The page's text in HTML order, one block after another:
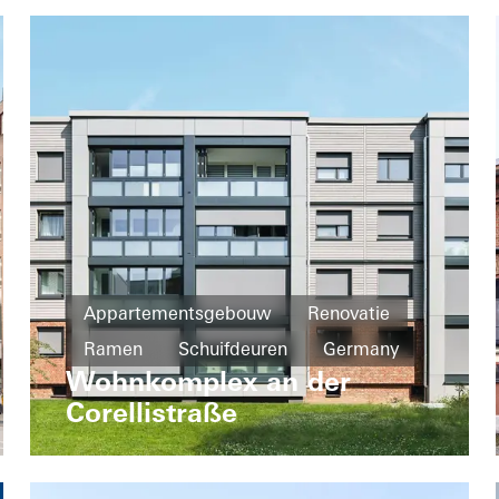
Appartementsgebouw
Renovatie
Ramen
Schuifdeuren Germany
Wohnkomplex an der
Corellistraße